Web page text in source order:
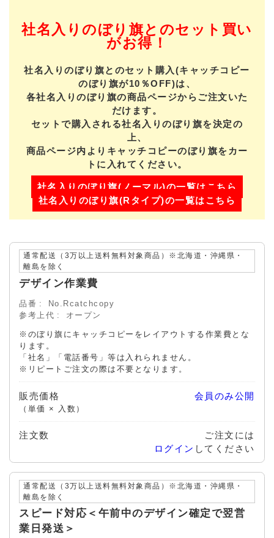
社名入りのぼり旗とのセット買い
がお得！
社名入りのぼり旗とのセット購入(キャッチコピー
のぼり旗が10％OFF)は、
各社名入りのぼり旗の商品ページからご注文いた
だけます。
セットで購入される社名入りのぼり旗を決定の
上、
商品ページ内よりキャッチコピーのぼり旗をカー
トに入れてください。
社名入りのぼり旗(ノーマル)の一覧はこちら
社名入りのぼり旗(Rタイプ)の一覧はこちら
通常配送（3万以上送料無料対象商品）※北海道・沖縄県・
離島を除く
デザイン作業費
品番
No.Rcatchcopy
参考上代
オープン
※のぼり旗にキャッチコピーをレイアウトする作業費とな
ります。
「社名」「電話番号」等は入れられません。
※リピートご注文の際は不要となります。
販売価格
（単価 × 入数）
会員のみ公開
注文数
ご注文には
ログイン してください
通常配送（3万以上送料無料対象商品）※北海道・沖縄県・
離島を除く
スピード対応＜午前中のデザイン確定で翌営
業日発送＞